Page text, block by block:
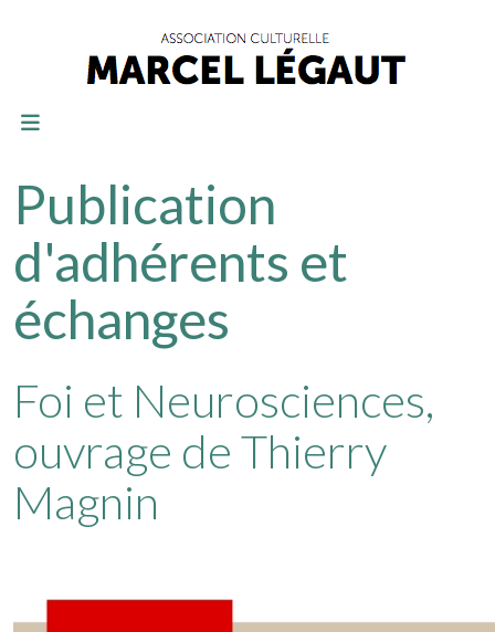
Publication
d'adhérents et
échanges
Foi et Neurosciences,
ouvrage de Thierry
Magnin